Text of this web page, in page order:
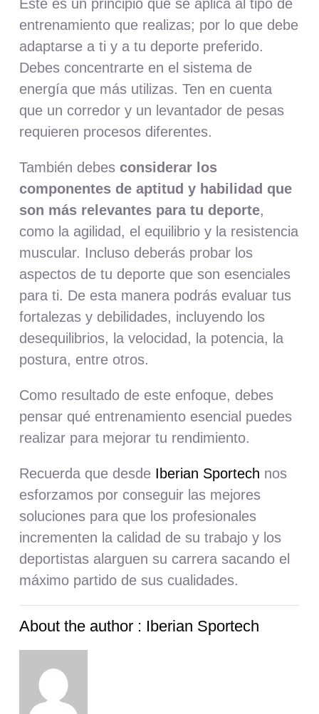
Este es un principio que se aplica al tipo de
entrenamiento que realizas; por lo que debe
adaptarse a ti y a tu deporte preferido.
Debes concentrarte en el sistema de
energía que más utilizas. Ten en cuenta
que un corredor y un levantador de pesas
requieren procesos diferentes.
También debesconsiderar los
componentes de aptitud y habilidad que
son más relevantes para tu deporte,
como la agilidad, el equilibrio y la resistencia
muscular. Incluso deberás probar los
aspectos de tu deporte que son esenciales
para ti. De esta manera podrás evaluar tus
fortalezas y debilidades, incluyendo los
desequilibrios, la velocidad, la potencia, la
postura, entre otros.
Como resultado de este enfoque, debes
pensar qué entrenamiento esencial puedes
realizar para mejorar tu rendimiento.
Recuerda que desde Iberian Sportech nos
esforzamos por conseguir las mejores
soluciones para que los profesionales
incrementen la calidad de su trabajo y los
deportistas alarguen su carrera sacando el
máximo partido de sus cualidades.
About the author : Iberian Sportech